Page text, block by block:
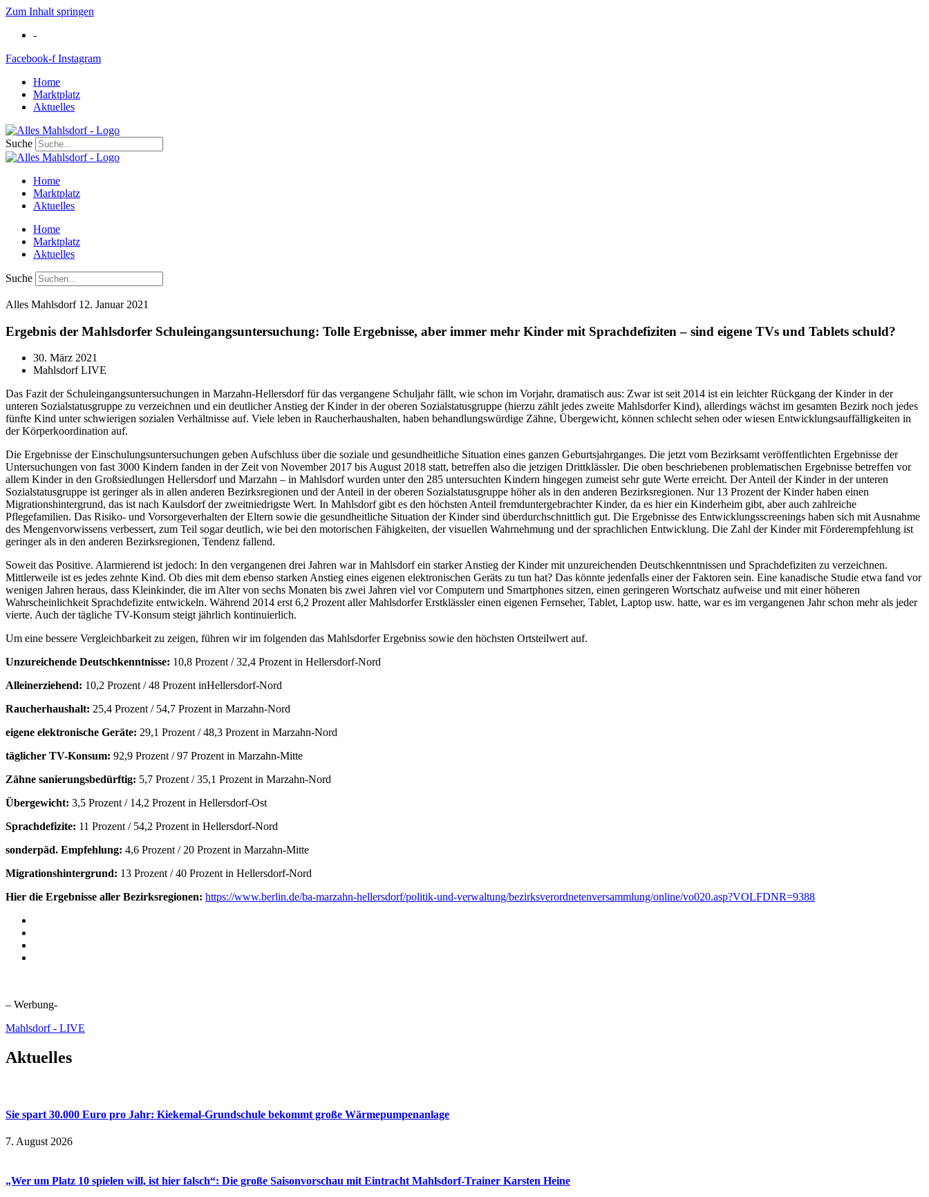
Zum Inhalt springen
-
Facebook-f Instagram
Home
Marktplatz
Aktuelles
Suche
Home
Marktplatz
Aktuelles
Home
Marktplatz
Aktuelles
Suche
Alles Mahlsdorf 12. Januar 2021
Ergebnis der Mahlsdorfer Schuleingangsuntersuchung: Tolle Ergebnisse, aber immer mehr Kinder mit Sprachdefiziten – sind eigene TVs und Tablets schuld?
30. März 2021
Mahlsdorf LIVE
Das Fazit der Schuleingangsuntersuchungen in Marzahn-Hellersdorf für das vergangene Schuljahr fällt, wie schon im Vorjahr, dramatisch aus: Zwar ist seit 2014 ist ein leichter Rückgang der Kinder in der
unteren Sozialstatusgruppe zu verzeichnen und ein deutlicher Anstieg der Kinder in der oberen Sozialstatusgruppe (hierzu zählt jedes zweite Mahlsdorfer Kind), allerdings wächst im gesamten Bezirk noch jedes
fünfte Kind unter schwierigen sozialen Verhältnisse auf. Viele leben in Raucherhaushalten, haben behandlungswürdige Zähne, Übergewicht, können schlecht sehen oder wiesen Entwicklungsauffälligkeiten in
der Körperkoordination auf.
Die Ergebnisse der Einschulungsuntersuchungen geben Aufschluss über die soziale und gesundheitliche Situation eines ganzen Geburtsjahrganges. Die jetzt vom Bezirksamt veröffentlichten Ergebnisse der
Untersuchungen von fast 3000 Kindern fanden in der Zeit von November 2017 bis August 2018 statt, betreffen also die jetzigen Drittklässler. Die oben beschriebenen problematischen Ergebnisse betreffen vor
allem Kinder in den Großsiedlungen Hellersdorf und Marzahn – in Mahlsdorf wurden unter den 285 untersuchten Kindern hingegen zumeist sehr gute Werte erreicht. Der Anteil der Kinder in der unteren
Sozialstatusgruppe ist geringer als in allen anderen Bezirksregionen und der Anteil in der oberen Sozialstatusgruppe höher als in den anderen Bezirksregionen. Nur 13 Prozent der Kinder haben einen
Migrationshintergrund, das ist nach Kaulsdorf der zweitniedrigste Wert. In Mahlsdorf gibt es den höchsten Anteil fremduntergebrachter Kinder, da es hier ein Kinderheim gibt, aber auch zahlreiche
Pflegefamilien. Das Risiko- und Vorsorgeverhalten der Eltern sowie die gesundheitliche Situation der Kinder sind überdurchschnittlich gut. Die Ergebnisse des Entwicklungsscreenings haben sich mit Ausnahme
des Mengenvorwissens verbessert, zum Teil sogar deutlich, wie bei den motorischen Fähigkeiten, der visuellen Wahrnehmung und der sprachlichen Entwicklung. Die Zahl der Kinder mit Förderempfehlung ist
geringer als in den anderen Bezirksregionen, Tendenz fallend.
Soweit das Positive. Alarmierend ist jedoch: In den vergangenen drei Jahren war in Mahlsdorf ein starker Anstieg der Kinder mit unzureichenden Deutschkenntnissen und Sprachdefiziten zu verzeichnen.
Mittlerweile ist es jedes zehnte Kind. Ob dies mit dem ebenso starken Anstieg eines eigenen elektronischen Geräts zu tun hat? Das könnte jedenfalls einer der Faktoren sein. Eine kanadische Studie etwa fand vor
wenigen Jahren heraus, dass Kleinkinder, die im Alter von sechs Monaten bis zwei Jahren viel vor Computern und Smartphones sitzen, einen geringeren Wortschatz aufweise und mit einer höheren
Wahrscheinlichkeit Sprachdefizite entwickeln. Während 2014 erst 6,2 Prozent aller Mahlsdorfer Erstklässler einen eigenen Fernseher, Tablet, Laptop usw. hatte, war es im vergangenen Jahr schon mehr als jeder
vierte. Auch der tägliche TV-Konsum steigt jährlich kontinuierlich.
Um eine bessere Vergleichbarkeit zu zeigen, führen wir im folgenden das Mahlsdorfer Ergebniss sowie den höchsten Ortsteilwert auf.
Unzureichende Deutschkenntnisse: 10,8 Prozent / 32,4 Prozent in Hellersdorf-Nord
Alleinerziehend: 10,2 Prozent / 48 Prozent inHellersdorf-Nord
Raucherhaushalt: 25,4 Prozent / 54,7 Prozent in Marzahn-Nord
eigene elektronische Geräte: 29,1 Prozent / 48,3 Prozent in Marzahn-Nord
täglicher TV-Konsum: 92,9 Prozent / 97 Prozent in Marzahn-Mitte
Zähne sanierungsbedürftig: 5,7 Prozent / 35,1 Prozent in Marzahn-Nord
Übergewicht: 3,5 Prozent / 14,2 Prozent in Hellersdorf-Ost
Sprachdefizite: 11 Prozent / 54,2 Prozent in Hellersdorf-Nord
sonderpäd. Empfehlung: 4,6 Prozent / 20 Prozent in Marzahn-Mitte
Migrationshintergrund: 13 Prozent / 40 Prozent in Hellersdorf-Nord
Hier die Ergebnisse aller Bezirksregionen: https://www.berlin.de/ba-marzahn-hellersdorf/politik-und-verwaltung/bezirksverordnetenversammlung/online/vo020.asp?VOLFDNR=9388
– Werbung-
Mahlsdorf - LIVE
Aktuelles
Sie spart 30.000 Euro pro Jahr: Kiekemal-Grundschule bekommt große Wärmepumpenanlage
7. August 2026
„Wer um Platz 10 spielen will, ist hier falsch“: Die große Saisonvorschau mit Eintracht Mahlsdorf-Trainer Karsten Heine